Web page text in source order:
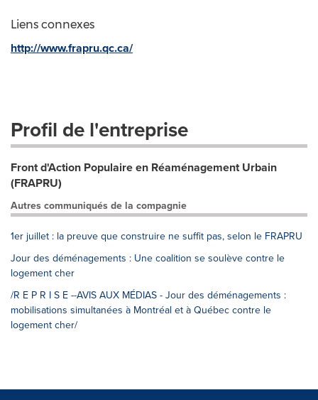
Liens connexes
http://www.frapru.qc.ca/
Profil de l'entreprise
Front d'Action Populaire en Réaménagement Urbain
(FRAPRU)
Autres communiqués de la compagnie
1er juillet : la preuve que construire ne suffit pas, selon le FRAPRU
Jour des déménagements : Une coalition se soulève contre le
logement cher
/R E P R I S E --AVIS AUX MÉDIAS - Jour des déménagements :
mobilisations simultanées à Montréal et à Québec contre le
logement cher/